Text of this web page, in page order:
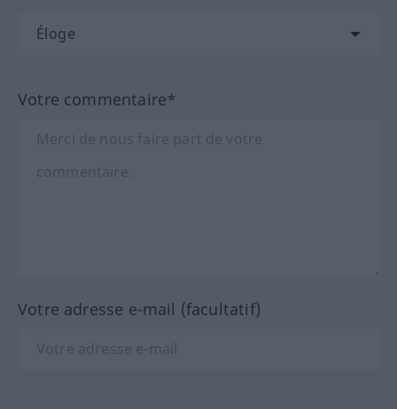
Votre commentaire*
Votre adresse e-mail (facultatif)